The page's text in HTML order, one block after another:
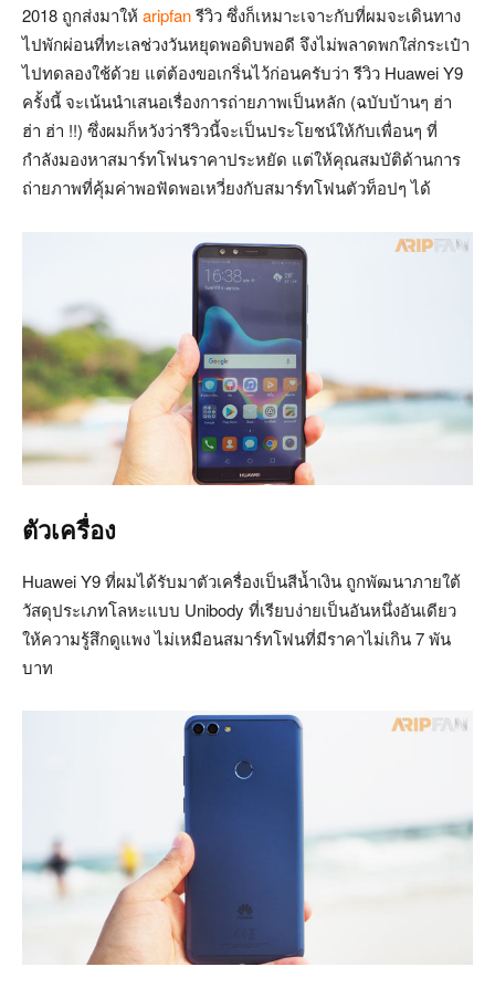
2018 ถูกส่งมาให้aripfanรีวิว ซึ่งก็เหมาะเจาะกับที่ผมจะเดินทาง
ไปพักผ่อนที่ทะเลช่วงวันหยุดพอดิบพอดี จึงไม่พลาดพกใส่กระเป๋า
ไปทดลองใช้ด้วย แต่ต้องขอเกริ่นไว้ก่อนครับว่า รีวิว Huawei Y9
ครั้งนี้ จะเน้นนำเสนอเรื่องการถ่ายภาพเป็นหลัก (ฉบับบ้านๆ ฮ่า
ฮ่า ฮ่า !!) ซึ่งผมก็หวังว่ารีวิวนี้จะเป็นประโยชน์ให้กับเพื่อนๆ ที่
กำลังมองหาสมาร์ทโฟนราคาประหยัด แต่ให้คุณสมบัติด้านการ
ถ่ายภาพที่คุ้มค่าพอฟัดพอเหวี่ยงกับสมาร์ทโฟนตัวท็อปๆ ได้
ตัวเครื่อง
Huawei Y9 ที่ผมได้รับมาตัวเครื่องเป็นสีน้ำเงิน ถูกพัฒนาภายใต้
วัสดุประเภทโลหะแบบ Unibody ที่เรียบง่ายเป็นอันหนึ่งอันเดียว
ให้ความรู้สึกดูแพง ไม่เหมือนสมาร์ทโฟนที่มีราคาไม่เกิน 7 พัน
บาท